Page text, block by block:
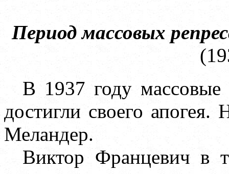
Период массовых
В 1937 году массовые
достигли своего
Меландер.
Виктор Францевич в